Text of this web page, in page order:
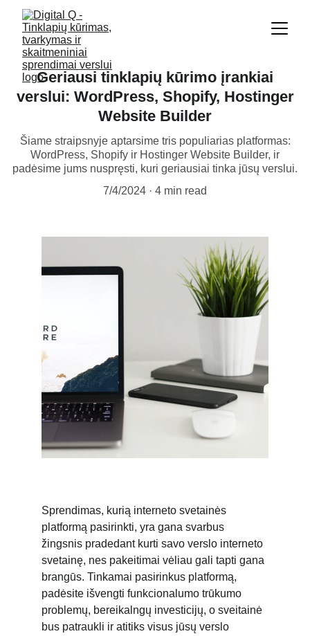
Geriausi tinklapių kūrimo įrankiai
verslui: WordPress, Shopify, Hostinger
Website Builder
Šiame straipsnyje aptarsime tris populiarias platformas:
WordPress, Shopify ir Hostinger Website Builder, ir
padėsime jums nuspręsti, kuri geriausiai tinka jūsų verslui.
7/4/2024
4 min read
Sprendimas, kurią interneto svetainės
platformą pasirinkti, yra gana svarbus
žingsnis pradedant kurti savo verslo interneto
svetainę, nes pakeitimai vėliau gali tapti gana
brangūs. Tinkamai pasirinkus platformą,
padėsite išvengti funkcionalumo trūkumo
problemų, bereikalngų investicijų, o sveitainė
bus patraukli ir atitiks visus jūsų verslo